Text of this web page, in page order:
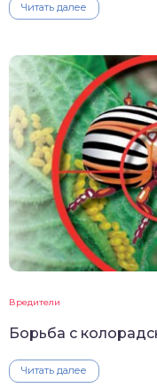
Читать далее
Вредители
Борьба с
Читать далее